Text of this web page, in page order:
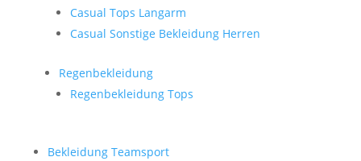
Casual Tops Langarm
Casual Sonstige Bekleidung Herren
Regenbekleidung
Regenbekleidung Tops
Bekleidung Teamsport